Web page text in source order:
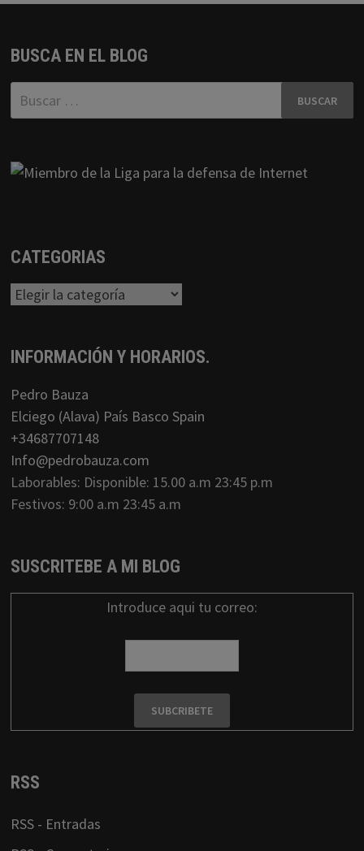
BUSCA EN EL BLOG
Buscar:
CATEGORIAS
Categorias
INFORMACIÓN Y HORARIOS.
Pedro Bauza
Elciego (Alava) País Basco Spain
+34687707148
Info@pedrobauza.com
Laborables: Disponible: 15.00 a.m 23:45 p.m
Festivos: 9:00 a.m 23:45 a.m
SUSCRITEBE A MI BLOG
Introduce aqui tu correo:
RSS
RSS - Entradas